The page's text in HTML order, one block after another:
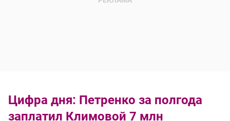
Цифра дня: Петренко за полгода
заплатил Климовой 7 млн